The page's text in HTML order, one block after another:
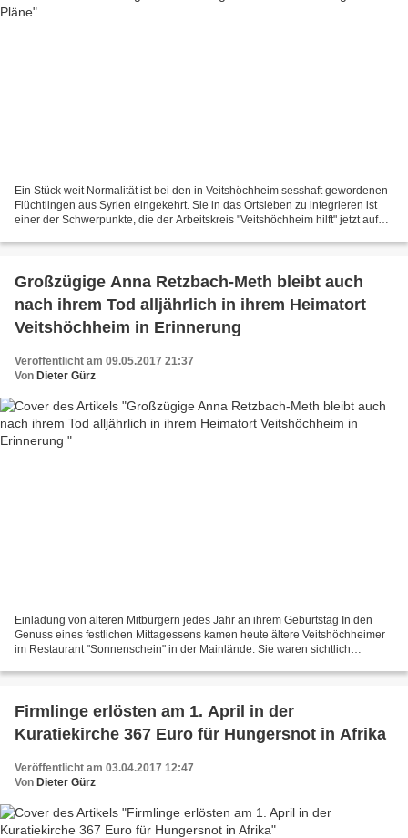
Ein Stück weit Normalität ist bei den in Veitshöchheim sesshaft gewordenen
Flüchtlingen aus Syrien eingekehrt. Sie in das Ortsleben zu integrieren ist
einer der Schwerpunkte, die der Arbeitskreis "Veitshöchheim hilft" jetzt auf
Großzügige Anna Retzbach-Meth bleibt auch
nach ihrem Tod alljährlich in ihrem Heimatort
Veitshöchheim in Erinnerung
Veröffentlicht am 09.05.2017 21:37
Von Dieter Gürz
Einladung von älteren Mitbürgern jedes Jahr an ihrem Geburtstag In den
Genuss eines festlichen Mittagessens kamen heute ältere Veitshöchheimer
im Restaurant "Sonnenschein" in der Mainlände. Sie waren sichtlich
Firmlinge erlösten am 1. April in der
Kuratiekirche 367 Euro für Hungersnot in Afrika
Veröffentlicht am 03.04.2017 12:47
Von Dieter Gürz